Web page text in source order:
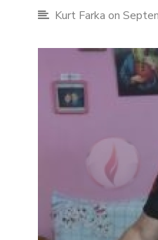
Kurt Farka on